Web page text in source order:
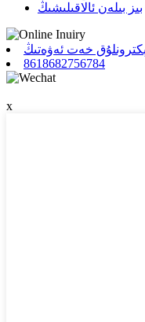
بىز بىلەن ئالاقىلىشىڭ
خەت ئەۋەتىڭ
8618682756784
x